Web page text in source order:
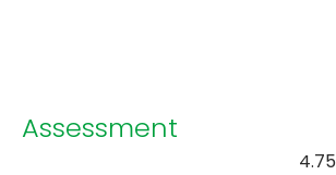
Assessment
4.75